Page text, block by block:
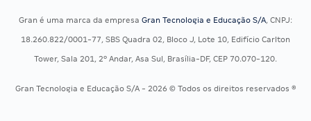
Concursos Saúde
Residência Multiprofissional
Gran é uma marca da empresa Gran Tecnologia e Educação S/A, CNPJ:
18.260.822/0001-77, SBS Quadra 02, Bloco J, Lote 10, Edifício Carlton
Tower, Sala 201, 2º Andar, Asa Sul, Brasília-DF, CEP 70.070-120.
Gran Tecnologia e Educação S/A - 2026 © Todos os direitos reservados ®